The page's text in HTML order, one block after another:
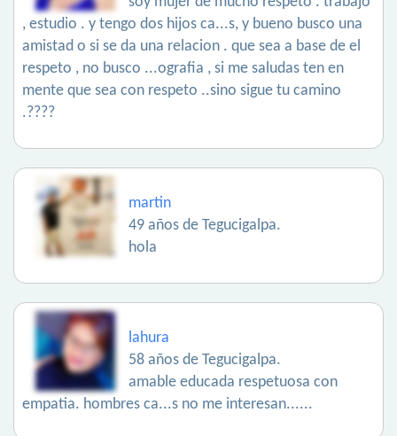
, estudio . y tengo dos hijos ca...s, y bueno busco una
amistad o si se da una relacion . que sea a base de el
respeto , no busco ...ografia , si me saludas ten en
mente que sea con respeto ..sino sigue tu camino
.????
martin
49 años de Tegucigalpa.
hola
lahura
58 años de Tegucigalpa.
amable educada respetuosa con
empatia. hombres ca...s no me interesan......